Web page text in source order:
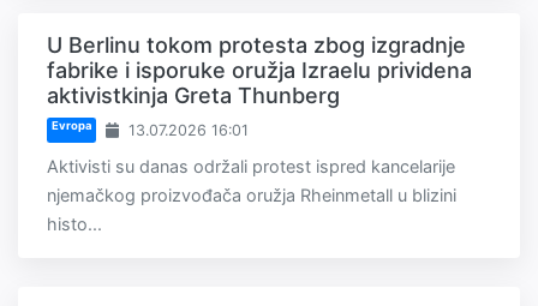
U Berlinu tokom protesta zbog izgradnje
fabrike i isporuke oružja Izraelu prividena
aktivistkinja Greta Thunberg
Evropa 13.07.2026 16:01
Aktivisti su danas održali protest ispred kancelarije
njemačkog proizvođača oružja Rheinmetall u blizini
histo...